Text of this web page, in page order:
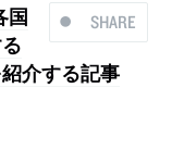
SHARE
国
介する記事